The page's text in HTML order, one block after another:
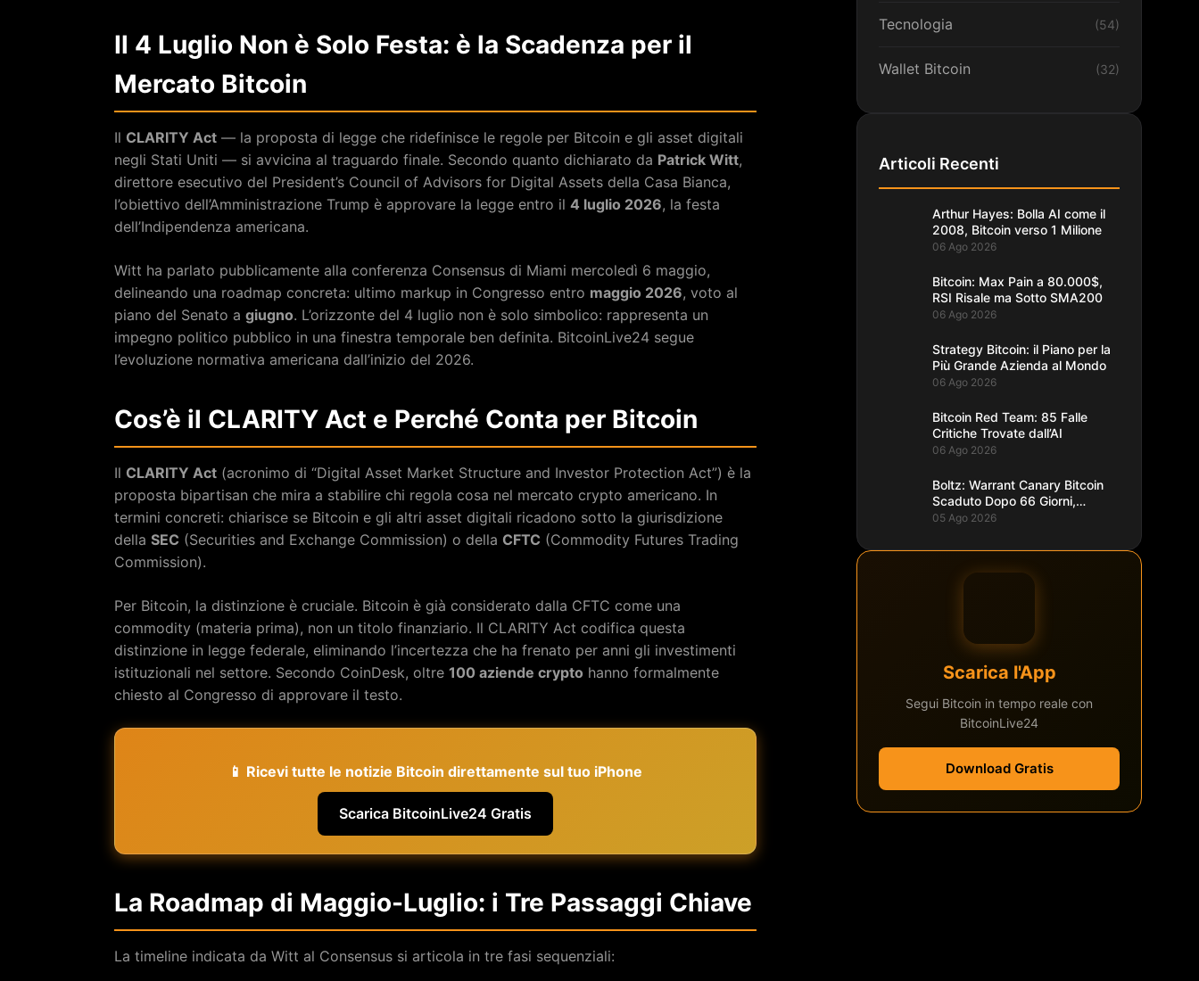
Il 4 Luglio Non è Solo Festa: è la Scadenza per il
Mercato Bitcoin
Il CLARITY Act — la proposta di legge che ridefinisce le regole per Bitcoin e gli asset digitali
negli Stati Uniti — si avvicina al traguardo finale. Secondo quanto dichiarato da Patrick Witt,
direttore esecutivo del President’s Council of Advisors for Digital Assets della Casa Bianca,
l’obiettivo dell’Amministrazione Trump è approvare la legge entro il 4 luglio 2026, la festa
dell’Indipendenza americana.
Witt ha parlato pubblicamente alla conferenza Consensus di Miami mercoledì 6 maggio,
delineando una roadmap concreta: ultimo markup in Congresso entro maggio 2026, voto al
piano del Senato a giugno. L’orizzonte del 4 luglio non è solo simbolico: rappresenta un
impegno politico pubblico in una finestra temporale ben definita. BitcoinLive24 segue
l’evoluzione normativa americana dall’inizio del 2026.
Cos’è il CLARITY Act e Perché Conta per Bitcoin
Il CLARITY Act (acronimo di “Digital Asset Market Structure and Investor Protection Act”) è la
proposta bipartisan che mira a stabilire chi regola cosa nel mercato crypto americano. In
termini concreti: chiarisce se Bitcoin e gli altri asset digitali ricadono sotto la giurisdizione
della SEC (Securities and Exchange Commission) o della CFTC (Commodity Futures Trading
Commission).
Per Bitcoin, la distinzione è cruciale. Bitcoin è già considerato dalla CFTC come una
commodity (materia prima), non un titolo finanziario. Il CLARITY Act codifica questa
distinzione in legge federale, eliminando l’incertezza che ha frenato per anni gli investimenti
istituzionali nel settore. Secondo CoinDesk, oltre 100 aziende crypto hanno formalmente
chiesto al Congresso di approvare il testo.
📱 Ricevi tutte le notizie Bitcoin direttamente sul tuo iPhone
Scarica BitcoinLive24 Gratis
La Roadmap di Maggio-Luglio: i Tre Passaggi Chiave
La timeline indicata da Witt al Consensus si articola in tre fasi sequenziali:
Tecnologia (54)
Wallet Bitcoin (32)
Articoli Recenti
Arthur Hayes: Bolla AI come il
2008, Bitcoin verso 1 Milione
06 Ago 2026
Bitcoin: Max Pain a 80.000$,
RSI Risale ma Sotto SMA200
06 Ago 2026
Strategy Bitcoin: il Piano per la
Più Grande Azienda al Mondo
06 Ago 2026
Bitcoin Red Team: 85 Falle
Critiche Trovate dall’AI
06 Ago 2026
Boltz: Warrant Canary Bitcoin
Scaduto Dopo 66 Giorni,
Record
05 Ago 2026
Scarica l'App
Segui Bitcoin in tempo reale con
BitcoinLive24
Download Gratis